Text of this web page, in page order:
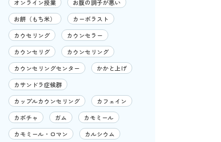
オンライン授業
お腹の調子が悪い
お餅（もち米）
カーボラスト
カウセリング
カウンセラー
カウンセリグ
カウンセリング
カウンセリングセンター
かかと上げ
カサンドラ症候群
カップルカウンセリング
カフェイン
カボチャ
ガム
カモミール
カモミール・ロマン
カルシウム